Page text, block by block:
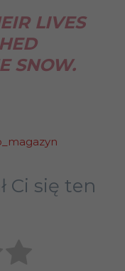
LIVES
SNOW.
Ci się ten